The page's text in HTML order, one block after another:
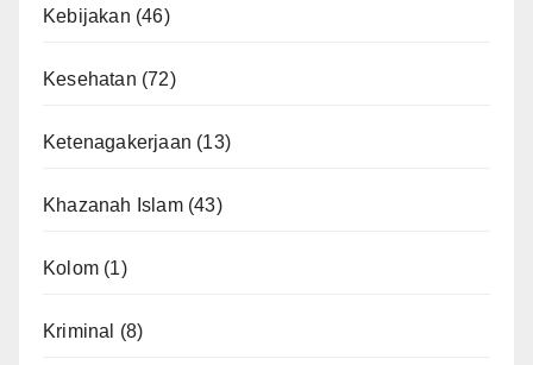
Kebijakan (46)
Kesehatan (72)
Ketenagakerjaan (13)
Khazanah Islam(43)
Kolom (1)
Kriminal (8)